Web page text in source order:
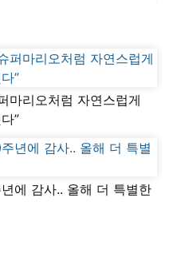
마리오처럼 자연스럽게
”
에 감사.. 올해 더 특별한